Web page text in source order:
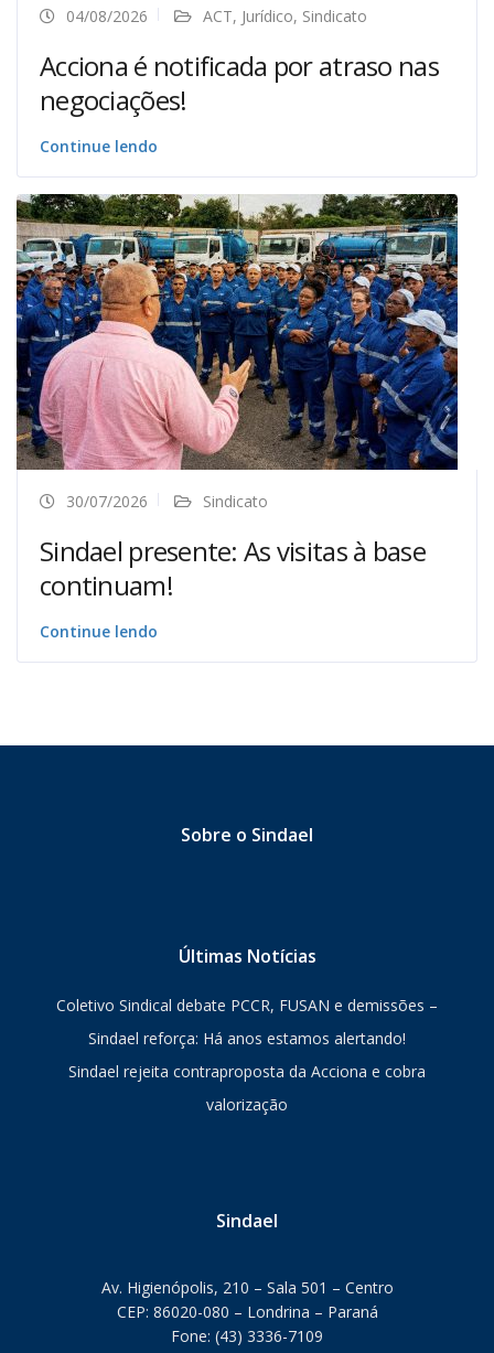
04/08/2026 ACT, Jurídico, Sindicato
Acciona é notificada por atraso nas
negociações!
Continue lendo
30/07/2026 Sindicato
Sindael presente: As visitas à base
continuam!
Continue lendo
Sobre o Sindael
Últimas Notícias
Coletivo Sindical debate PCCR, FUSAN e demissões –
Sindael reforça: Há anos estamos alertando!
Sindael rejeita contraproposta da Acciona e cobra
valorização
Sindael
Av. Higienópolis, 210 – Sala 501 – Centro
CEP: 86020-080 – Londrina – Paraná
Fone: (43) 3336-7109